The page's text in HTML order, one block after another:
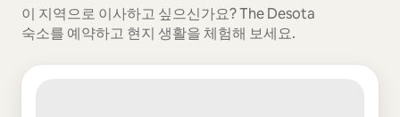
이 지역으로 이사하고 싶으신가요? The Desota
숙소를 예약하고 현지 생활을 체험해 보세요.